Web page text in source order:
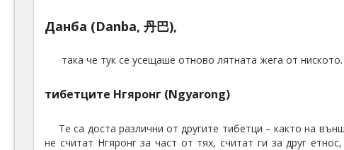
Данба (Danba, 丹巴),
така че тук се усещаше отново лятната жега от
тибетците Нгяронг (Ngyarong)
Те са доста различни от другите тибетци – както на
не считат Нгяронг за част от тях, считат ги за друг